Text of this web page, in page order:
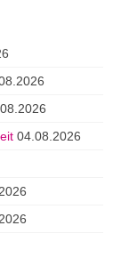
04.08.2026